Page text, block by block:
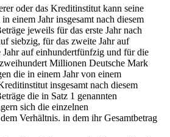
oder das Kreditinstitut kann seine
einem Jahr insgesamt nach diesem
jeweils für das erste Jahr nach
siebzig, für das zweite Jahr auf
Jahr auf einhundertfünfzig und für die
Millionen Deutsche Mark
die in einem Jahr von einem
insgesamt nach diesem
die in Satz 1 genannten
sich die einzelnen
Verhältnis. in dem ihr Gesamtbetrag